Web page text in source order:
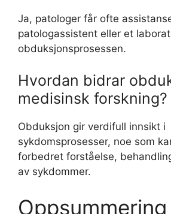
Ja, patologer får ofte
patologassistent eller et
obduksjonsprosessen.
Hvordan bidrar
medisinsk forskning?
Obduksjon gir verdifull innsikt i
sykdomsprosesser, noe som
forbedret forståelse,
av sykdommer.
Oppsummering